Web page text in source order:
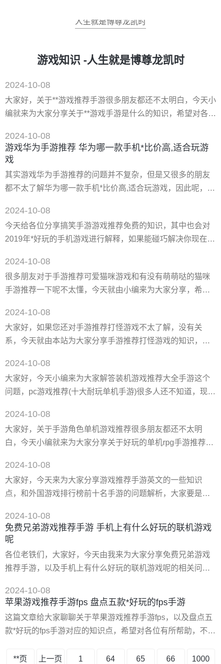
人生就是博尊龙凯时
游戏知识 -人生就是博尊龙凯时
2024-10-08
大家好，关于**游戏推荐手游很多朋友都还不太明白，今天小
编就来为大家分享关于**游戏手游是什么的知识，希望对各位
闲 版本：v3.7.4 大小：87.49m 语言：中文 平台：安卓apk
推荐星级（评分）：★★★★★ 游戏标签:物理游戏休闲手游
太空版本玩法更加有挑战*
2024-10-08
游戏华为手游推荐 华为哪一款手机*比价高,适合玩游
戏
其实游戏华为手游推荐的问题并不复杂，但是又很多的朋友
都不太了解华为哪一款手机*比价高,适合玩游戏，因此呢，今
可以帮助到大家，下面我们一起来看看这个问题的分析吧！
一、你觉得华为哪款手机玩游戏*好为什么呢 华为mate 40
pro手机很不错，参数如下： 1、屏幕：屏幕尺寸6.76英寸，
2024-10-08
今天给各位分享搞笑手游游戏推荐免费的知识，其中也会对
2019年*好玩的手机游戏进行解释，如果能碰巧解决你现在面
的回合制游戏吗 有的，推荐给你一些好玩儿端游回合制游戏
《醉红楼》、《逍遥情缘》、《西游三神兽》、《醉八仙》
等 1、《醉红楼》，作为一款2dq版mmorpg回合制网游，游
2024-10-08
很多朋友对于手游推荐可爱猫咪游戏和有没有萌萌哒的猫咪
手游推荐一下呢不太懂，今天就由小编来为大家分享，希望
有哪些 这是整理了一个月的游戏推荐合集 【猫咪手游合集｜
课间等餐地铁无聊必备】 找遍全网搜刮了十几个超可爱的关
于猫猫的游戏必有一款适合狸‼️
2024-10-08
大家好，如果您还对手游推荐打怪游戏不太了解，没有关
系，今天就由本站为大家分享手游推荐打怪游戏的知识，包
可以解决大家的问题，下面我们就开始吧！ 一、打怪爆装备
的单机手游有哪些 在打怪爆装备的单机手游中我们可以玩到
**打怪爆装备的单机手游，让我们能够很快乐的游玩打怪爆装
2024-10-08
大家好，今天小编来为大家解答装机游戏推荐大全手游这个
问题，pc游戏推荐(十大耐玩单机手游)很多人还不知道，现在
单机游戏排行榜前十名：《凡人修仙传单机版》、《问道仙
途》、《了不起的修仙模拟器》、《剑开仙门》、《想不想
修真》、《泰坦之旅》、《狂野飙车9》、《铁血刺客》、
2024-10-08
大家好，关于手游角色单机游戏推荐很多朋友都还不太明
白，今天小编就来为大家分享关于好玩的单机rpg手游推荐的
好玩的单机rpg手游推荐有《风流少侠单机》《坦克世界单机
版》《精灵战歌（单机）》《单机刷刷刷》《火柴人乱斗单
机格斗》《雷电ⅲ（高清）》等等。 1、《风流少侠单机》
2024-10-08
大家好，今天来为大家分享游戏推荐手游英文的一些知识
点，和外国游戏排行榜前十名手游的问题解析，大家要是都
章，相信很大概率可以解决您的问题，接下来我们就一起来
看看吧！ 一、外国游戏排行榜前十名手游 如下： 1、《**之
《**之子》是一款韩系动在rpg手游，由金亨泰创立的shift
2024-10-08
免费兄弟游戏推荐手游 手机上有什么好玩的联机游戏
呢
各位老铁们，大家好，今天由我来为大家分享免费兄弟游戏
推荐手游，以及手机上有什么好玩的联机游戏呢的相关问题
注收藏下本站，您的支持是我们*大的动力，谢谢大家了哈，
下面我们开始吧！ 一、手机上有什么好玩的联机游戏呢 1.明
日之后 网易**巨作《明日之后》，是末日生存类手游，末日
废土世界中，所有玩家都是从零开始
2024-10-08
苹果游戏推荐手游fps 盘点五款*好玩的fps手游
这篇文章给大家聊聊关于苹果游戏推荐手游fps，以及盘点五
款*好玩的fps手游对应的知识点，希望对各位有所帮助，不要
这是一款非常公平的fps手游，上手非常容易，笔者觉得手感
**页 上一页 1 64 65 66 1000